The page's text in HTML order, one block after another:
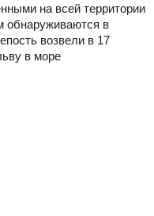
на всей территории
обнаруживаются в
возвели в 17
в море